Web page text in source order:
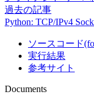
過去の記事
Python: TCP/IPv4
ソースコード
実行結果
参考サイト
Documents